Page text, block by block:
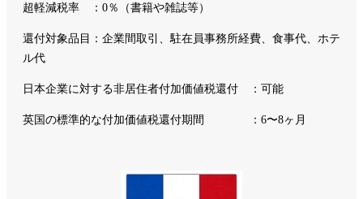
超軽減税率 ：0％（書籍や雑誌等）
還付対象品目：企業間取引、駐在員事務所経費、食事代、ホテ
ル代
日本企業に対する非居住者付加価値税還付 ：可能
英国の標準的な付加価値税還付期間 ：6〜8ヶ月